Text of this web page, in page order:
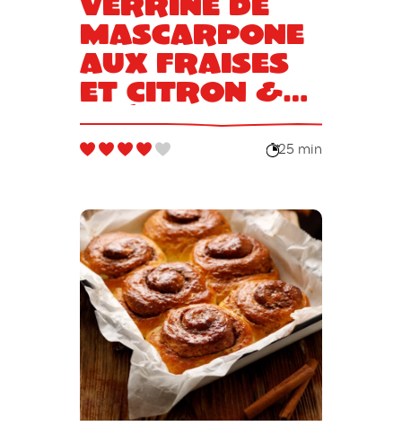
mascarpone
aux fraises
et citron &
Spéculoos
25 min